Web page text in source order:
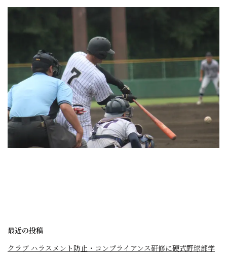
最近の投稿
クラブ ハラスメント防止・コンプライアンス研修に硬式野球部学